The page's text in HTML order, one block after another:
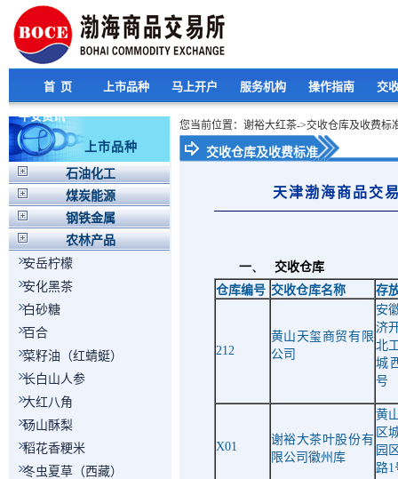
首 页 上市品种 马上开户 服务机构 操作指南 交
平安资讯
上市品种
石油化工
煤炭能源
钢铁金属
农林产品
安岳柠檬
安化黑茶
白砂糖
百合
菜籽油（红蜻蜓）
长白山人参
大红八角
砀山酥梨
稻花香粳米
冬虫夏草（西藏）
您当前位置：谢裕大红茶->交收仓库及收费标
交收仓库及收费标准
天津渤海商品交
一、
交收仓库
仓库编号 交收仓库名称 存
212
黄山天玺商贸有限
公司
安
济
北
城
号
X01
谢裕大茶叶股份有
限公司徽州库
黄
区
园
路1